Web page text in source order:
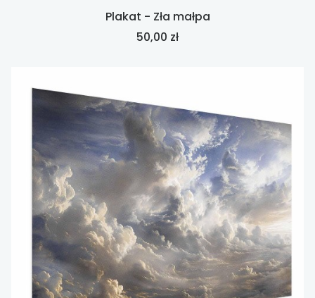
Plakat - Zła małpa
Cena
50,00 zł